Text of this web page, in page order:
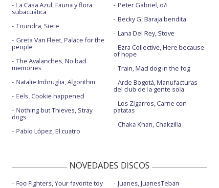
La Casa Azul, Fauna y flora
subacuática
Toundra, Siete
Greta Van Fleet, Palace for the
people
The Avalanches, No bad
memories
Natalie Imbruglia, Algorithm
Eels, Cookie happened
Nothing but Thieves, Stray
dogs
Pablo López, El cuatro
Peter Gabriel, o/i
Becky G, Baraja bendita
Lana Del Rey, Stove
Ezra Collective, Here because
of hope
Train, Mad dog in the fog
Arde Bogotá, Manufacturas
del club de la gente sola
Los Zigarros, Carne con
patatas
Chaka Khan, Chakzilla
NOVEDADES DISCOS
Foo Fighters, Your favorite toy
Juanes, JuanesTeban